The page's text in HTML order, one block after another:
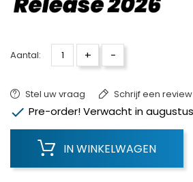
Aantal: + -
Stel uw vraag Schrijf een review
 Pre-order! Verwacht in
IN WINKELWAGEN